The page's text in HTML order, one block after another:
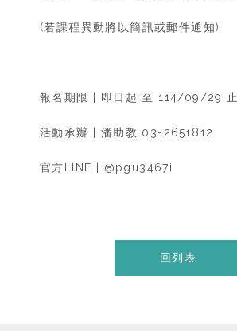
(若課程異動將以簡訊或郵件通知)
報名期限 | 即日起 至 114/09/29 止
活動承辦 | 潘助教 03-2651812
官方LINE | @pgu3467i
回列表